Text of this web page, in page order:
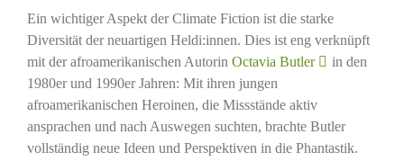
Ein wichtiger Aspekt der Climate Fiction ist die starke
Diversität der neuartigen Heldi:innen. Dies ist eng verknüpft
mit der afroamerikanischen Autorin Octavia Butler
in den
1980er und 1990er Jahren: Mit ihren jungen
afroamerikanischen Heroinen, die Missstände aktiv
ansprachen und nach Auswegen suchten, brachte Butler
vollständig neue Ideen und Perspektiven in die Phantastik.